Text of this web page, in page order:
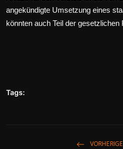
angekündigte Umsetzung eines
könnten auch Teil der gesetzlichen
Tags: